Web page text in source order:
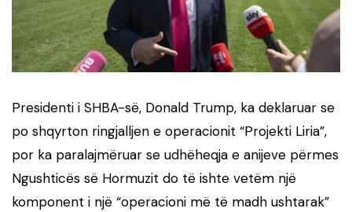
Presidenti i SHBA-së, Donald Trump, ka deklaruar se
po shqyrton ringjalljen e operacionit “Projekti Liria”,
por ka paralajmëruar se udhëheqja e anijeve përmes
Ngushticës së Hormuzit do të ishte vetëm një
komponent i një “operacioni më të madh ushtarak”